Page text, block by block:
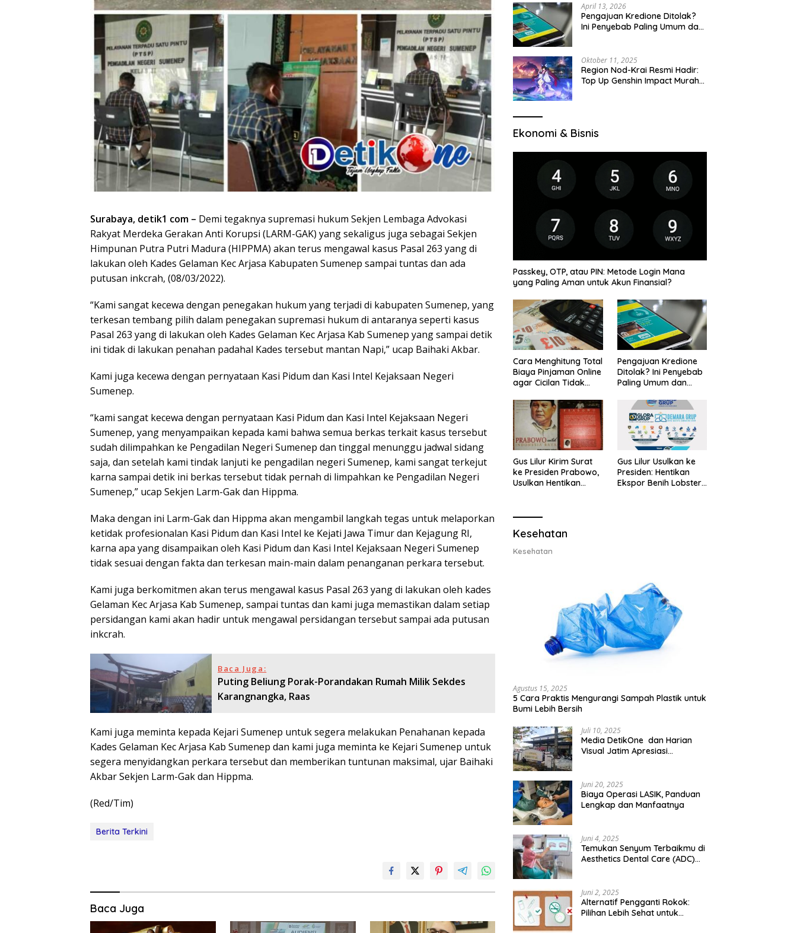
Surabaya, detik1 com – Demi tegaknya supremasi hukum Sekjen Lembaga Advokasi
Rakyat Merdeka Gerakan Anti Korupsi (LARM-GAK) yang sekaligus juga sebagai Sekjen
Himpunan Putra Putri Madura (HIPPMA) akan terus mengawal kasus Pasal 263 yang di
lakukan oleh Kades Gelaman Kec Arjasa Kabupaten Sumenep sampai tuntas dan ada
putusan inkcrah, (08/03/2022).
“Kami sangat kecewa dengan penegakan hukum yang terjadi di kabupaten Sumenep, yang
terkesan tembang pilih dalam penegakan supremasi hukum di antaranya seperti kasus
Pasal 263 yang di lakukan oleh Kades Gelaman Kec Arjasa Kab Sumenep yang sampai detik
ini tidak di lakukan penahan padahal Kades tersebut mantan Napi,” ucap Baihaki Akbar.
Kami juga kecewa dengan pernyataan Kasi Pidum dan Kasi Intel Kejaksaan Negeri
Sumenep.
“kami sangat kecewa dengan pernyataan Kasi Pidum dan Kasi Intel Kejaksaan Negeri
Sumenep, yang menyampaikan kepada kami bahwa semua berkas terkait kasus tersebut
sudah dilimpahkan ke Pengadilan Negeri Sumenep dan tinggal menunggu jadwal sidang
saja, dan setelah kami tindak lanjuti ke pengadilan negeri Sumenep, kami sangat terkejut
karna sampai detik ini berkas tersebut tidak pernah di limpahkan ke Pengadilan Negeri
Sumenep,” ucap Sekjen Larm-Gak dan Hippma.
Maka dengan ini Larm-Gak dan Hippma akan mengambil langkah tegas untuk melaporkan
ketidak profesionalan Kasi Pidum dan Kasi Intel ke Kejati Jawa Timur dan Kejagung RI,
karna apa yang disampaikan oleh Kasi Pidum dan Kasi Intel Kejaksaan Negeri Sumenep
tidak sesuai dengan fakta dan terkesan main-main dalam penanganan perkara tersebut.
Kami juga berkomitmen akan terus mengawal kasus Pasal 263 yang di lakukan oleh kades
Gelaman Kec Arjasa Kab Sumenep, sampai tuntas dan kami juga memastikan dalam setiap
persidangan kami akan hadir untuk mengawal persidangan tersebut sampai ada putusan
inkcrah.
Baca Juga:
Puting Beliung Porak-Porandakan Rumah Milik Sekdes
Karangnangka, Raas
Kami juga meminta kepada Kejari Sumenep untuk segera melakukan Penahanan kepada
Kades Gelaman Kec Arjasa Kab Sumenep dan kami juga meminta ke Kejari Sumenep untuk
segera menyidangkan perkara tersebut dan memberikan tuntunan maksimal, ujar Baihaki
Akbar Sekjen Larm-Gak dan Hippma.
(Red/Tim)
Berita Terkini
Baca Juga
April 13, 2026
Pengajuan Kredione Ditolak?
Ini Penyebab Paling Umum dan
Oktober 11, 2025
Region Nod-Krai Resmi Hadir:
Top Up Genshin Impact Murah
Ekonomi & Bisnis
Passkey, OTP, atau PIN: Metode Login Mana
yang Paling Aman untuk Akun Finansial?
Cara Menghitung Total
Biaya Pinjaman Online
agar Cicilan Tidak
Pengajuan Kredione
Ditolak? Ini Penyebab
Paling Umum dan
Gus Lilur Kirim Surat
ke Presiden Prabowo,
Usulkan Hentikan
Lobster 50 Gram
Gus Lilur Usulkan ke
Presiden: Hentikan
Ekspor Benih Lobster,
Kesehatan
Kesehatan
Agustus 15, 2025
5 Cara Praktis Mengurangi Sampah Plastik untuk
Bumi Lebih Bersih
Juli 10, 2025
Media DetikOne dan Harian
Visual Jatim Apresiasi
Juni 20, 2025
Biaya Operasi LASIK, Panduan
Lengkap dan Manfaatnya
Juni 4, 2025
Temukan Senyum Terbaikmu di
Aesthetics Dental Care (ADC)
Juni 2, 2025
Alternatif Pengganti Rokok:
Pilihan Lebih Sehat untuk